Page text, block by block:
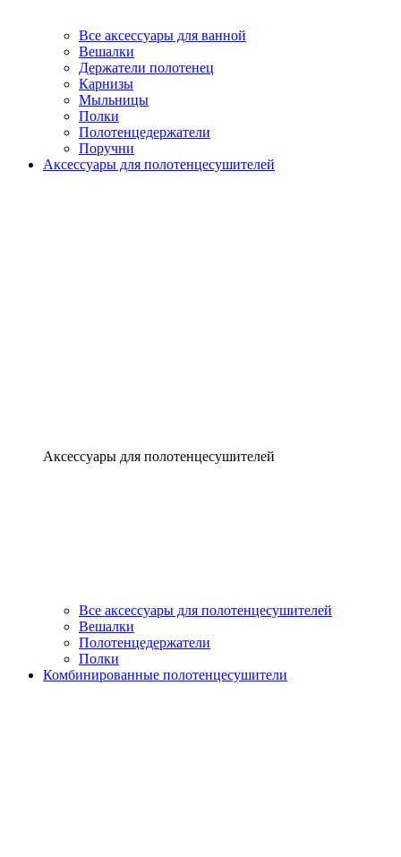
Все аксессуары для ванной
Вешалки
Держатели полотенец
Карнизы
Мыльницы
Полки
Полотенцедержатели
Поручни
Аксессуары для полотенцесушителей
Аксессуары для полотенцесушителей
Все аксессуары для полотенцесушителей
Вешалки
Полотенцедержатели
Полки
Комбинированные полотенцесушители